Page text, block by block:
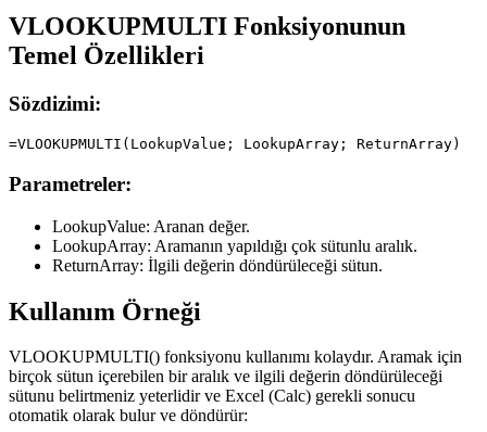
VLOOKUPMULTI Fonksiyonunun
Temel Özellikleri
Sözdizimi:
Parametreler:
LookupValue: Aranan değer.
LookupArray: Aramanın yapıldığı çok sütunlu aralık.
ReturnArray: İlgili değerin döndürüleceği sütun.
Kullanım Örneği
VLOOKUPMULTI() fonksiyonu kullanımı kolaydır. Aramak için
birçok sütun içerebilen bir aralık ve ilgili değerin döndürüleceği
sütunu belirtmeniz yeterlidir ve Excel (Calc) gerekli sonucu
otomatik olarak bulur ve döndürür: